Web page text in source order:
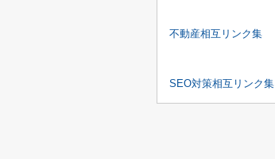
不動産相互リンク集
SEO対策相互リンク集